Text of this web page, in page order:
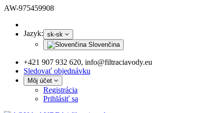
AW-975459908
Jazyk: sk-sk
Slovenčina
+421 907 932 620, info@filtraciavody.eu
Sledovať objednávku
Môj účet
Registrácia
Prihlásiť sa